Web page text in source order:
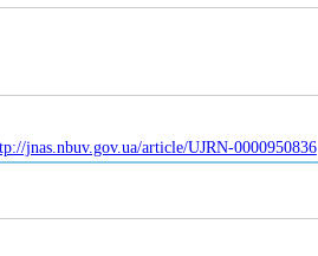
jnas.nbuv.gov.ua/article/UJRN-0000950836